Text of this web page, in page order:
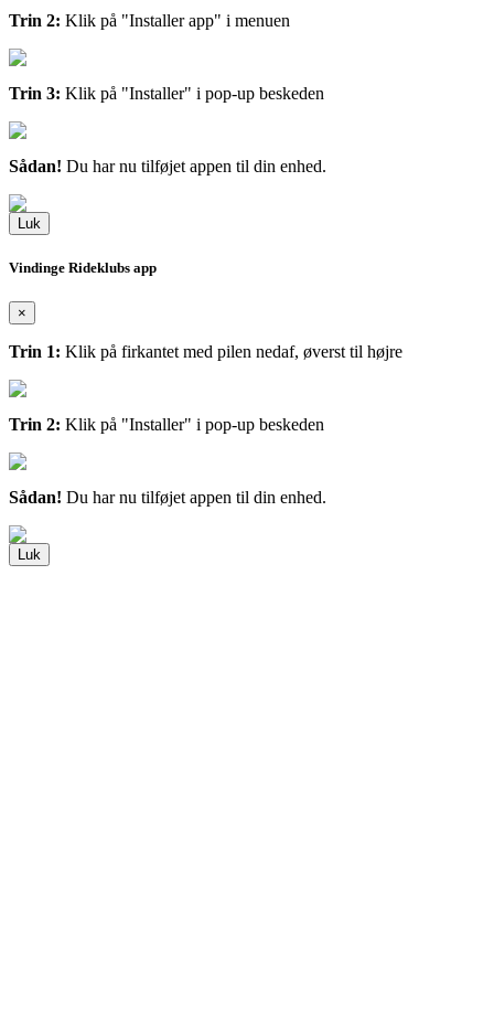
Trin 2: Klik på "Installer app" i menuen
Trin 3: Klik på "Installer" i pop-up beskeden
Sådan! Du har nu tilføjet appen til din enhed.
Luk
Vindinge Rideklubs app
×
Trin 1: Klik på firkantet med pilen nedaf, øverst til højre
Trin 2: Klik på "Installer" i pop-up beskeden
Sådan! Du har nu tilføjet appen til din enhed.
Luk